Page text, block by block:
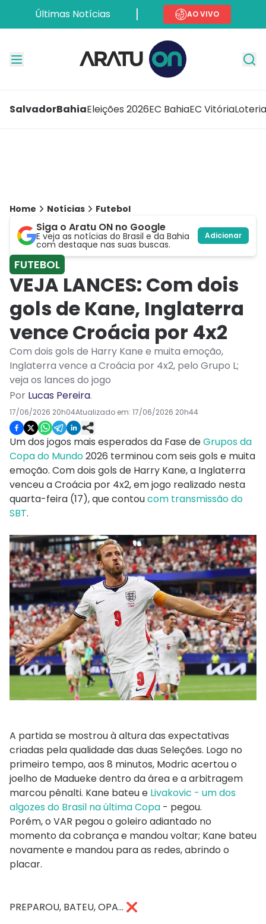
Últimas Notícias AO VIVO
SalvadorBahiaEleições 2026EC BahiaEC Vitória
Home Notícias Futebol
Siga o Aratu ON no Google
E veja as notícias do Brasil e da Bahia
com destaque nas suas buscas.
Adicionar
FUTEBOL
VEJA LANCES: Com dois
gols de Kane, Inglaterra
vence Croácia por 4x2
Com dois gols de Harry Kane e muita emoção,
Inglaterra vence a Croácia por 4x2, pelo Grupo L;
veja os lances do jogo
Por Lucas Pereira.
17/06/2026 20h04Atualizado em: 17/06/2026 20h44
Um dos jogos mais esperados da Fase deGrupos da
Copa do Mundo2026 terminou com seis gols e muita
emoção. Com dois gols de Harry Kane, a Inglaterra
venceu a Croácia por 4x2, em jogo realizado nesta
quarta-feira (17), que contoucom transmissão do
SBT.
A partida se mostrou à altura das expectativas
criadas pela qualidade das duas Seleções. Logo no
primeiro tempo, aos 8 minutos, Modric acertou o
joelho de Madueke dentro da área e a arbitragem
marcou pênalti. Kane bateu e Livakovic - um dos
algozes do Brasil na última Copa - pegou.
Porém, o VAR pegou o goleiro adiantado no
momento da cobrança e mandou voltar; Kane bateu
novamente e mandou para as redes, abrindo o
placar.
PREPAROU, BATEU, OPA... ❌